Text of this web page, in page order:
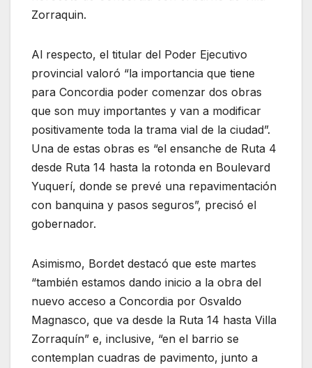
Zorraquin.
Al respecto, el titular del Poder Ejecutivo
provincial valoró “la importancia que tiene
para Concordia poder comenzar dos obras
que son muy importantes y van a modificar
positivamente toda la trama vial de la ciudad”.
Una de estas obras es “el ensanche de Ruta 4
desde Ruta 14 hasta la rotonda en Boulevard
Yuquerí, donde se prevé una repavimentación
con banquina y pasos seguros”, precisó el
gobernador.
Asimismo, Bordet destacó que este martes
“también estamos dando inicio a la obra del
nuevo acceso a Concordia por Osvaldo
Magnasco, que va desde la Ruta 14 hasta Villa
Zorraquín” e, inclusive, “en el barrio se
contemplan cuadras de pavimento, junto a